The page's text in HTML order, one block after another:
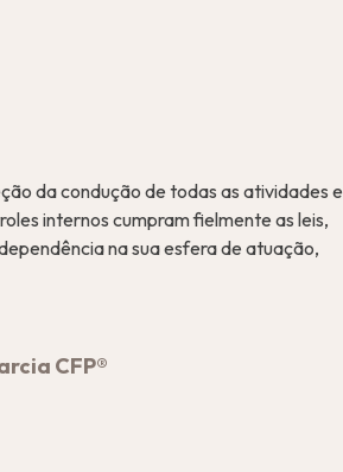
da condução de todas as atividades e
internos cumpram fielmente as leis,
na sua esfera de atuação,
CFP®